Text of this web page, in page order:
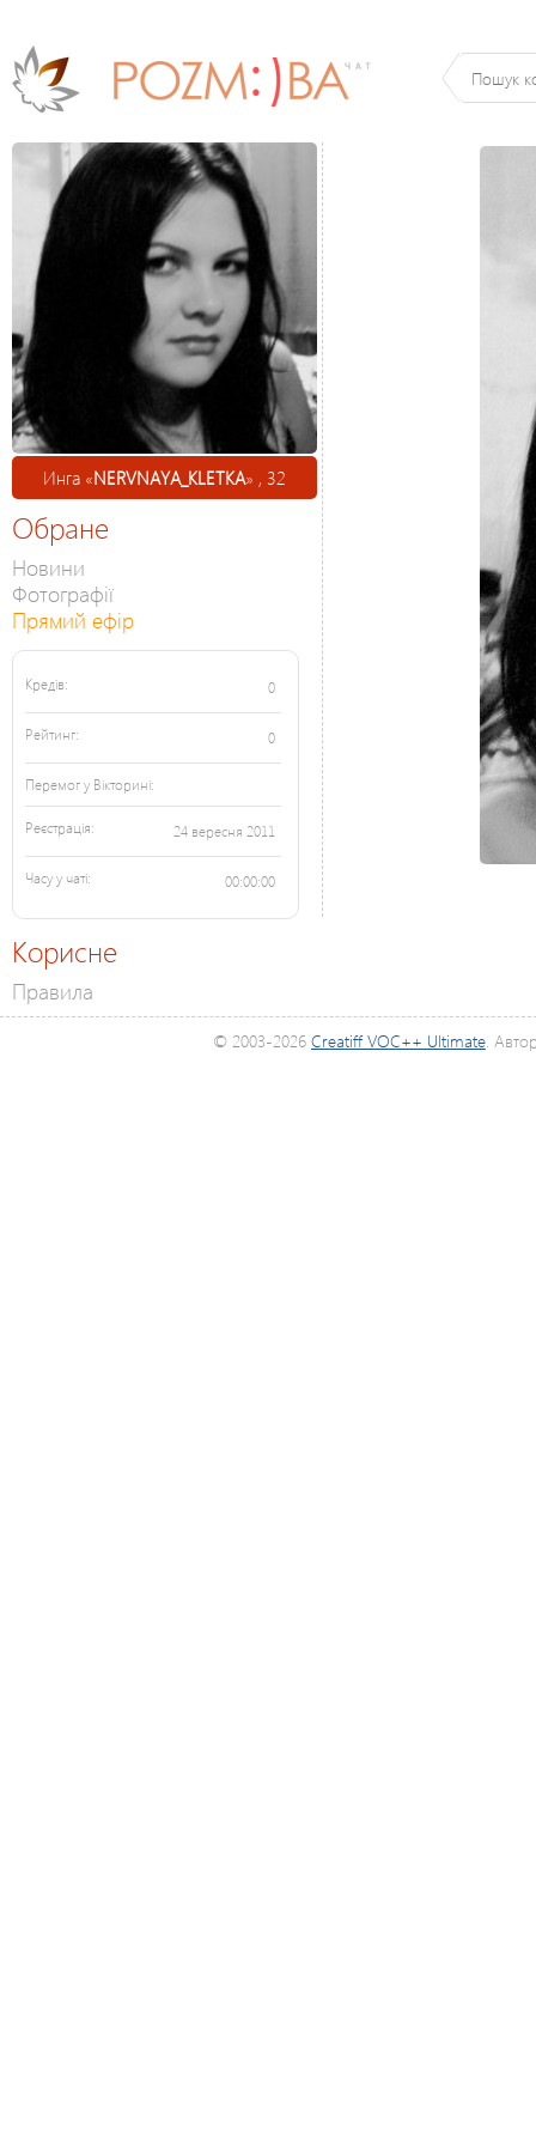
Инга «NERVNAYA_KLETKA» , 32
Обране
Новини
Фотографії
Прямий ефір
Кредів: 0
Рейтинг: 0
Перемог у Вікторині:
Реєстрація: 24 вересня 2011
Часу у чаті: 00:00:00
Корисне
Правила
© 2003-2026 Creatiff VOC++ Ultimate.